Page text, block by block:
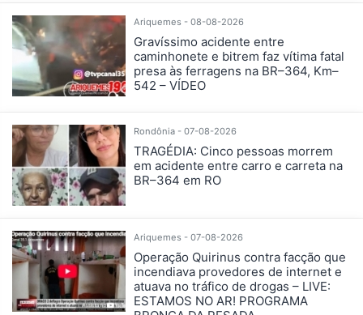
Ariquemes - 08-08-2026
Gravíssimo acidente entre
caminhonete e bitrem faz vítima fatal
presa às ferragens na BR–364, Km–
542 – VÍDEO
Rondônia - 07-08-2026
TRAGÉDIA: Cinco pessoas morrem
em acidente entre carro e carreta na
BR–364 em RO
Ariquemes - 07-08-2026
Operação Quirinus contra facção que
incendiava provedores de internet e
atuava no tráfico de drogas – LIVE:
ESTAMOS NO AR! PROGRAMA